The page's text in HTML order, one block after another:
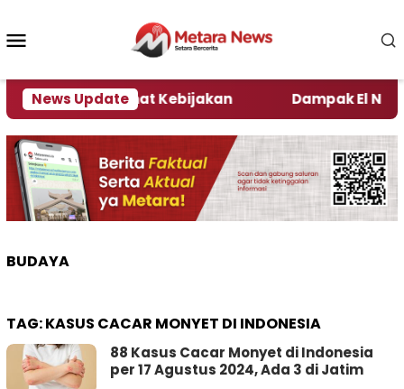
konten
News Update
Kata Pengamat Kebijakan Dampak El Nino,
BUDAYA
TAG:KASUS CACAR MONYET DI INDONESIA
88 Kasus Cacar Monyet di Indonesia
per 17 Agustus 2024, Ada 3 di Jatim